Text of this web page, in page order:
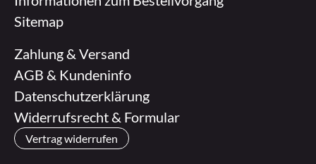
Sitemap
Zahlung & Versand
AGB & Kundeninfo
Datenschutzerklärung
Widerrufsrecht & Formular
Vertrag widerrufen